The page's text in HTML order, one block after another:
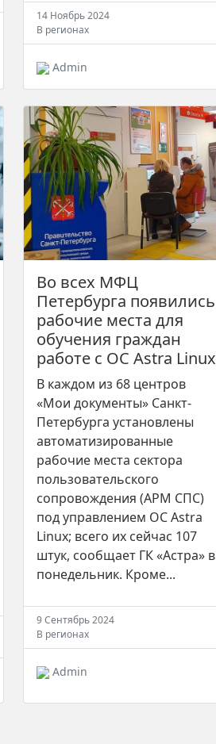
14 Ноябрь 2024
В регионах
Admin
Во всех МФЦ
Петербурга появились
рабочие места для
обучения граждан
работе с ОС Astra Linux
В каждом из 68 центров
«Мои документы» Санкт-
Петербурга установлены
автоматизированные
рабочие места сектора
пользовательского
сопровождения (АРМ СПС)
под управлением ОС Astra
Linux; всего их сейчас 107
штук, сообщает ГК «Астра» в
понедельник. Кроме...
9 Сентябрь 2024
В регионах
Admin